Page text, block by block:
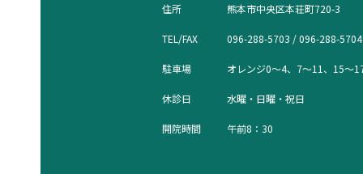
住所 熊本市中央区本荘町720-3
TEL/FAX 096-288-5703 / 096-288-5704
駐車場 オレンジ0〜4、7〜11、15〜
休診日 水曜・日曜・祝日
開院時間 午前8：30